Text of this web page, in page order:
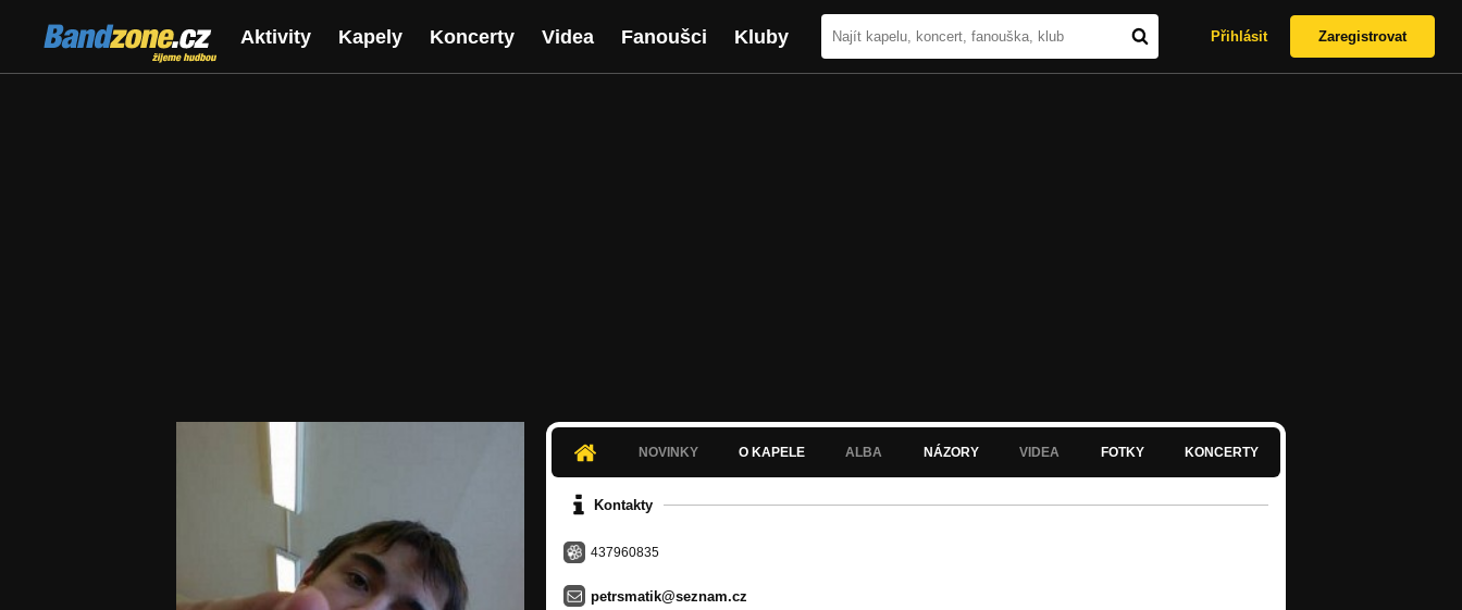
Bandzone.cz
žijeme hudbou
Aktivity Kapely Koncerty Videa Fanoušci Kluby Přihlásit Zaregistrovat
NOVINKY O KAPELE ALBA NÁZORY VIDEA FOTKY KONCERTY
Kontakty
437960835
petrsmatik@seznam.cz